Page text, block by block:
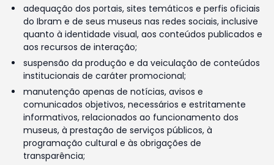
adequação dos portais, sites temáticos e perfis oficiais
do Ibram e de seus museus nas redes sociais, inclusive
quanto à identidade visual, aos conteúdos publicados e
aos recursos de interação;
suspensão da produção e da veiculação de conteúdos
institucionais de caráter promocional;
manutenção apenas de notícias, avisos e
comunicados objetivos, necessários e estritamente
informativos, relacionados ao funcionamento dos
museus, à prestação de serviços públicos, à
programação cultural e às obrigações de
transparência;